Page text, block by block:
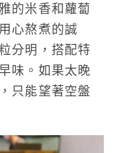
的米香和蘿蔔
心熬煮的誠
分明，搭配特
味。如果太晚
只能望著空盤